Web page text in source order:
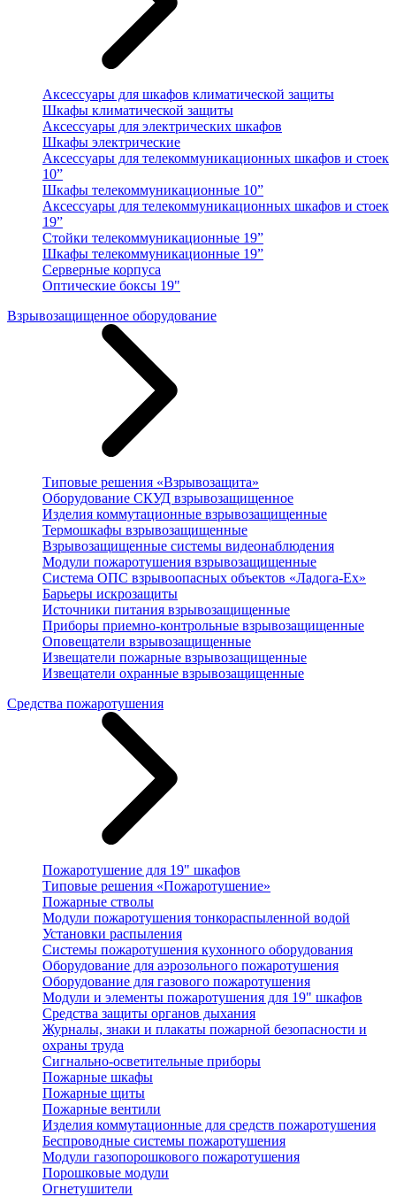
Аксессуары для шкафов климатической защиты
Шкафы климатической защиты
Аксессуары для электрических шкафов
Шкафы электрические
Аксессуары для телекоммуникационных шкафов и стоек
10”
Шкафы телекоммуникационные 10”
Аксессуары для телекоммуникационных шкафов и стоек
19”
Стойки телекоммуникационные 19”
Шкафы телекоммуникационные 19”
Серверные корпуса
Оптические боксы 19"
Взрывозащищенное оборудование
Типовые решения «Взрывозащита»
Оборудование СКУД взрывозащищенное
Изделия коммутационные взрывозащищенные
Термошкафы взрывозащищенные
Взрывозащищенные системы видеонаблюдения
Модули пожаротушения взрывозащищенные
Система ОПС взрывоопасных объектов «Ладога-Ex»
Барьеры искрозащиты
Источники питания взрывозащищенные
Приборы приемно-контрольные взрывозащищенные
Оповещатели взрывозащищенные
Извещатели пожарные взрывозащищенные
Извещатели охранные взрывозащищенные
Средства пожаротушения
Пожаротушение для 19" шкафов
Типовые решения «Пожаротушение»
Пожарные стволы
Модули пожаротушения тонкораспыленной водой
Установки распыления
Системы пожаротушения кухонного оборудования
Оборудование для аэрозольного пожаротушения
Оборудование для газового пожаротушения
Модули и элементы пожаротушения для 19" шкафов
Средства защиты органов дыхания
Журналы, знаки и плакаты пожарной безопасности и
охраны труда
Сигнально-осветительные приборы
Пожарные шкафы
Пожарные щиты
Пожарные вентили
Изделия коммутационные для средств пожаротушения
Беспроводные системы пожаротушения
Модули газопорошкового пожаротушения
Порошковые модули
Огнетушители